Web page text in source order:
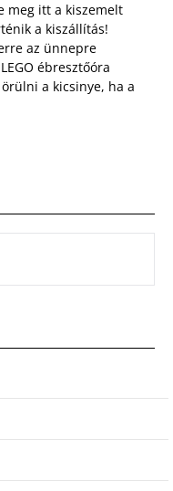
meg itt a kiszemelt
a kiszállítás!
az ünnepre
ébresztőóra
a kicsinye, ha a